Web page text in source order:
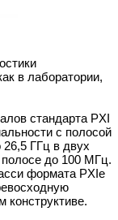
в лаборатории,
стандарта PXI
с полосой
ГГц в двух
полосе до 100 МГц.
формата PXIe
конструктиве.